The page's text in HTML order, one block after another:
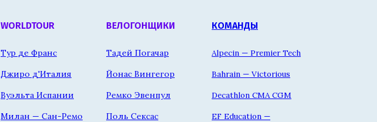
WORLDTOUR
Тур де Франс
Джиро д'Италия
Вуэльта Испании
Милан — Сан-Ремо
ВЕЛОГОНЩИКИ
Тадей Погачар
Йонас Вингегор
Ремко Эвенпул
Поль Сексас
КОМАНДЫ
Alpecin — Premier Tech
Bahrain — Victorious
Decathlon CMA CGM
EF Education —